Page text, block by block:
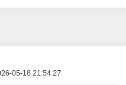
on/off
쓰
05-18 21:54:27